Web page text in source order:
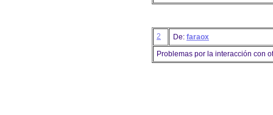
2 De: faraox
Problemas por la interacción con